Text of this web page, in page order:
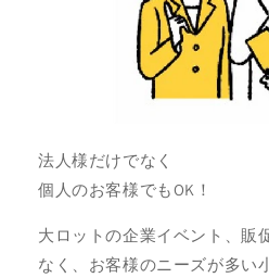
法人様だけでなく
個人のお客様でもOK！
大ロットの企業イベント、販
なく、お客様のニーズが多い